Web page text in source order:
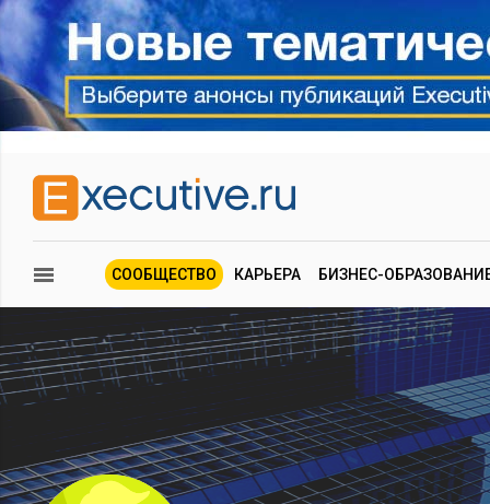
СООБЩЕСТВО КАРЬЕРА БИЗНЕС-